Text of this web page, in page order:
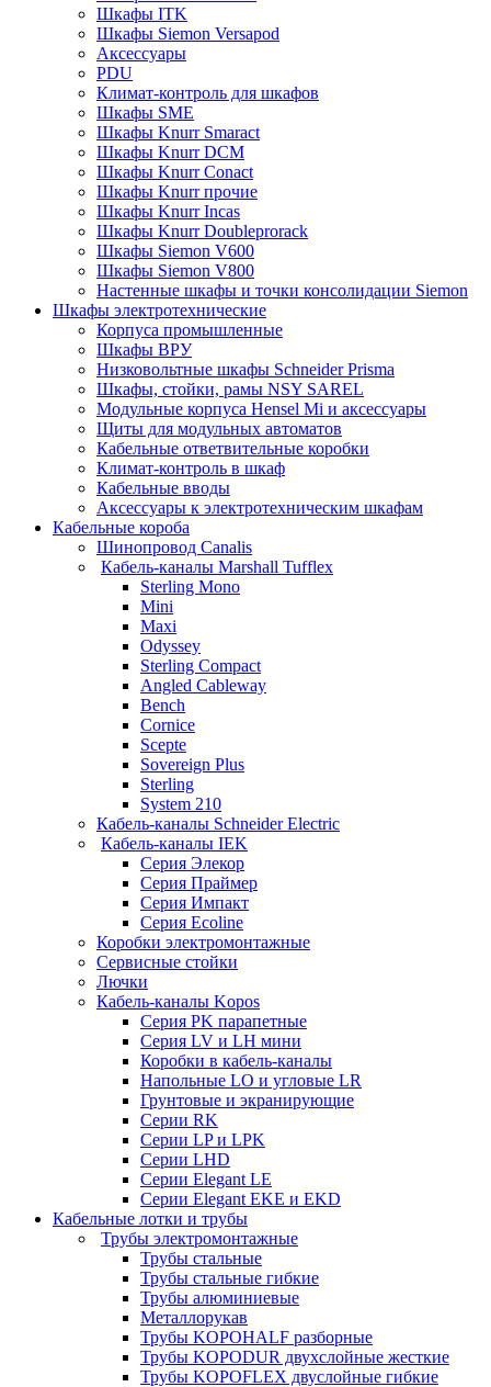
Шкафы ITK
Шкафы Siemon Versapod
Аксессуары
PDU
Климат-контроль для шкафов
Шкафы SME
Шкафы Knurr Smaract
Шкафы Knurr DCM
Шкафы Knurr Conact
Шкафы Knurr прочие
Шкафы Knurr Incas
Шкафы Knurr Doubleprorack
Шкафы Siemon V600
Шкафы Siemon V800
Настенные шкафы и точки консолидации Siemon
Шкафы электротехнические
Корпуса промышленные
Шкафы ВРУ
Низковольтные шкафы Schneider Prisma
Шкафы, стойки, рамы NSY SAREL
Модульные корпуса Hensel Mi и аксессуары
Щиты для модульных автоматов
Кабельные ответвительные коробки
Климат-контроль в шкаф
Кабельные вводы
Аксессуары к электротехническим шкафам
Кабельные короба
Шинопровод Canalis
Кабель-каналы Marshall Tufflex
Sterling Mono
Mini
Maxi
Odyssey
Sterling Compact
Angled Cableway
Bench
Cornice
Scepte
Sovereign Plus
Sterling
System 210
Кабель-каналы Schneider Electric
Кабель-каналы IEK
Серия Элекор
Серия Праймер
Серия Импакт
Серия Ecoline
Коробки электромонтажные
Сервисные стойки
Лючки
Кабель-каналы Kopos
Серия PK парапетные
Серия LV и LH мини
Коробки в кабель-каналы
Напольные LO и угловые LR
Грунтовые и экранирующие
Серии RK
Серии LP и LPK
Серии LHD
Серии Elegant LE
Серии Elegant EKE и EKD
Кабельные лотки и трубы
Трубы электромонтажные
Трубы стальные
Трубы стальные гибкие
Трубы алюминиевые
Металлорукав
Трубы KOPOHALF разборные
Трубы KOPODUR двухслойные жесткие
Трубы KOPOFLEX двуслойные гибкие